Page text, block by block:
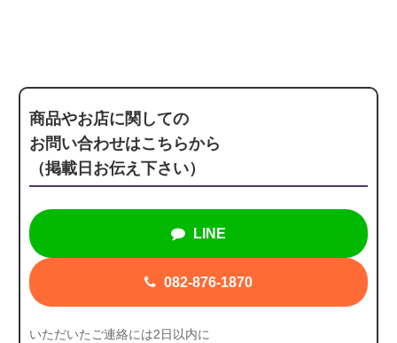
商品やお店に関しての
お問い合わせはこちらから
（掲載日お伝え下さい）
LINE
082-876-1870
いただいたご連絡には2日以内に